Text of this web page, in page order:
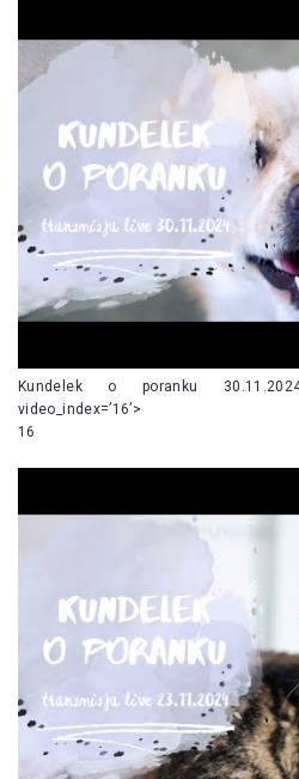
Kundelek o poranku
video_index=’16’>
16